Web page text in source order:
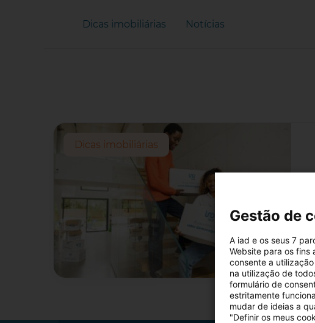
Dicas imobiliárias Notícias
Dicas imobiliárias
Gestão de
A iad e os seus 7
Website para os fins
consente a
na utilização de
formulário de
estritamente
mudar de ideias a
"Definir os meus